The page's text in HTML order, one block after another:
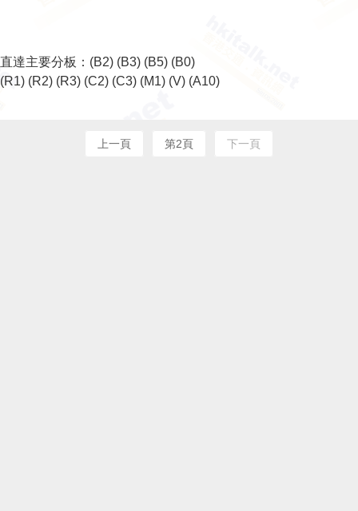
直達主要分板： (B2) (B3) (B5) (B0)
(R1) (R2) (R3) (C2) (C3) (M1) (V) (A10)
上一頁 第2頁 下一頁